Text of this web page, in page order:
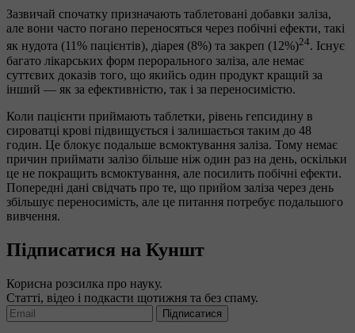
Зазвичай спочатку призначають таблетовані добавки заліза,
але вони часто погано переносяться через побічні ефекти, такі
як нудота (11% пацієнтів), діарея (8%) та закреп (12%)24. Існує
багато лікарських форм перорального заліза, але немає
суттєвих доказів того, що якийсь один продукт кращий за
інший — як за ефективністю, так і за переносимістю.
Коли пацієнти приймають таблетки, рівень гепсидину в
сироватці крові підвищується і залишається таким до 48
годин. Це блокує подальше всмоктування заліза. Тому немає
причин приймати залізо більше ніж один раз на день, оскільки
це не покращить всмоктування, але посилить побічні ефекти.
Попередні дані свідчать про те, що прийом заліза через день
збільшує переносимість, але це питання потребує подальшого
вивчення.
Підписатися на Куншт
Корисна розсилка про науку.
Статті, відео і подкасти щотижня та без спаму.
Підписатися